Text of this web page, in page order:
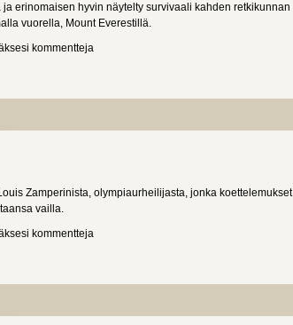
erinomaisen hyvin näytelty survivaali kahden retkikunnan
vuorella, Mount Everestillä.
kommentteja
Zamperinista, olympiaurheilijasta, jonka koettelemukset
vailla.
kommentteja